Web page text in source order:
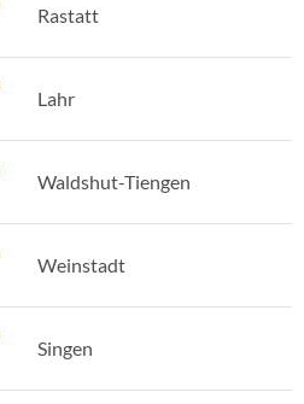
Rastatt
Lahr
Waldshut-Tiengen
Weinstadt
Singen